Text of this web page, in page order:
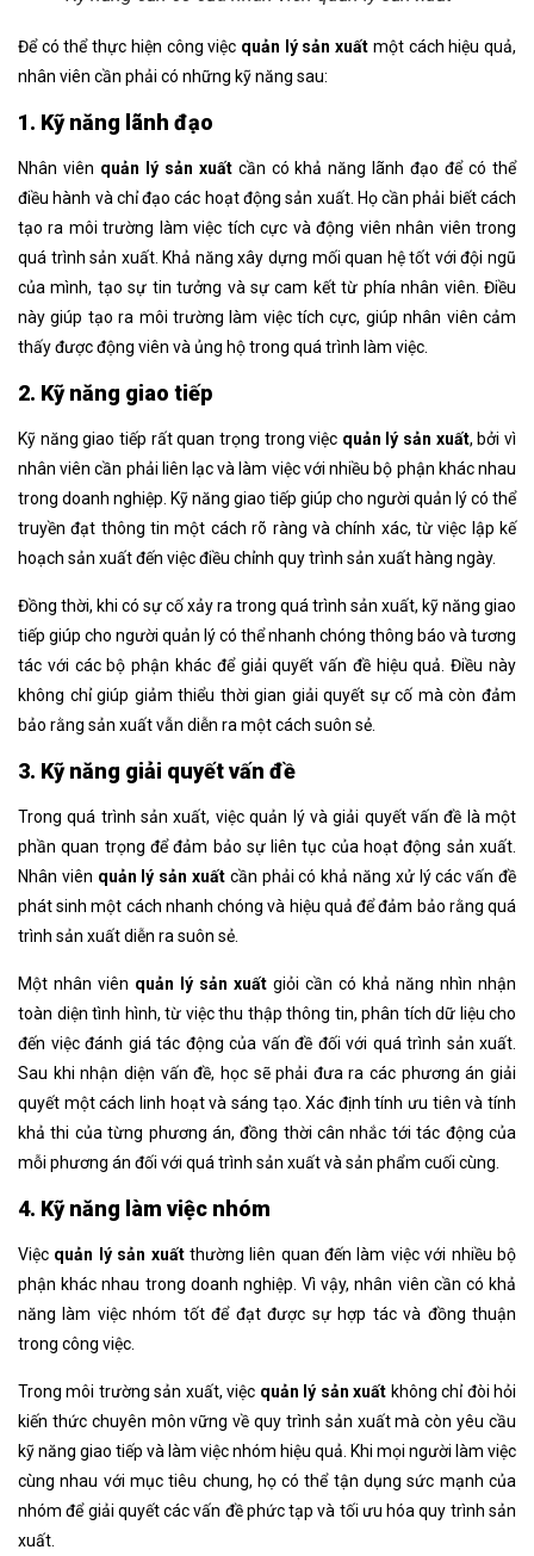
Để có thể thực hiện công việc quản lý sản xuất một cách hiệu quả,
nhân viên cần phải có những kỹ năng sau:
1. Kỹ năng lãnh đạo
Nhân viên quản lý sản xuấtcần có khả năng lãnh đạo để có thể
điều hành và chỉ đạo các hoạt động sản xuất. Họ cần phải biết cách
tạo ra môi trường làm việc tích cực và động viên nhân viên trong
quá trình sản xuất. Khả năng xây dựng mối quan hệ tốt với đội ngũ
của mình, tạo sự tin tưởng và sự cam kết từ phía nhân viên. Điều
này giúp tạo ra môi trường làm việc tích cực, giúp nhân viên cảm
thấy được động viên và ủng hộ trong quá trình làm việc.
2. Kỹ năng giao tiếp
Kỹ năng giao tiếp rất quan trọng trong việc quản lý sản xuất, bởi vì
nhân viên cần phải liên lạc và làm việc với nhiều bộ phận khác nhau
trong doanh nghiệp. Kỹ năng giao tiếp giúp cho người quản lý có thể
truyền đạt thông tin một cách rõ ràng và chính xác, từ việc lập kế
hoạch sản xuất đến việc điều chỉnh quy trình sản xuất hàng ngày.
Đồng thời, khi có sự cố xảy ra trong quá trình sản xuất, kỹ năng giao
tiếp giúp cho người quản lý có thể nhanh chóng thông báo và tương
tác với các bộ phận khác để giải quyết vấn đề hiệu quả. Điều này
không chỉ giúp giảm thiểu thời gian giải quyết sự cố mà còn đảm
bảo rằng sản xuất vẫn diễn ra một cách suôn sẻ.
3. Kỹ năng giải quyết vấn đề
Trong quá trình sản xuất, việc quản lý và giải quyết vấn đề là một
phần quan trọng để đảm bảo sự liên tục của hoạt động sản xuất.
Nhân viên quản lý sản xuất cần phải có khả năng xử lý các vấn đề
phát sinh một cách nhanh chóng và hiệu quả để đảm bảo rằng quá
trình sản xuất diễn ra suôn sẻ.
Một nhân viên quản lý sản xuất giỏi cần có khả năng nhìn nhận
toàn diện tình hình, từ việc thu thập thông tin, phân tích dữ liệu cho
đến việc đánh giá tác động của vấn đề đối với quá trình sản xuất.
Sau khi nhận diện vấn đề, học sẽ phải đưa ra các phương án giải
quyết một cách linh hoạt và sáng tạo. Xác định tính ưu tiên và tính
khả thi của từng phương án, đồng thời cân nhắc tới tác động của
mỗi phương án đối với quá trình sản xuất và sản phẩm cuối cùng.
4. Kỹ năng làm việc nhóm
Việc quản lý sản xuấtthường liên quan đến làm việc với nhiều bộ
phận khác nhau trong doanh nghiệp. Vì vậy, nhân viên cần có khả
năng làm việc nhóm tốt để đạt được sự hợp tác và đồng thuận
trong công việc.
Trong môi trường sản xuất, việc quản lý sản xuất không chỉ đòi hỏi
kiến thức chuyên môn vững về quy trình sản xuất mà còn yêu cầu
kỹ năng giao tiếp và làm việc nhóm hiệu quả. Khi mọi người làm việc
cùng nhau với mục tiêu chung, họ có thể tận dụng sức mạnh của
nhóm để giải quyết các vấn đề phức tạp và tối ưu hóa quy trình sản
xuất.